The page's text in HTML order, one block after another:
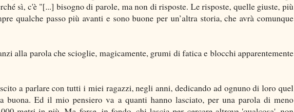
sì, c'è "[...] bisogno di parole, ma non di risposte. Le risposte, quelle giuste, più
qualche passo più avanti e sono buone per un’altra storia, che avrà comunque
alla parola che scioglie, magicamente, grumi di fatica e blocchi apparentemente
a parlare con tutti i miei ragazzi, negli anni, dedicando ad ognuno di loro quel
buona. Ed il mio pensiero va a quanti hanno lasciato, per una parola di meno